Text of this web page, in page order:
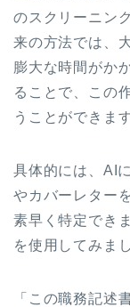
のスクリーニン
来の方法では、
膨大な時間がか
ることで、この
うことができます
具体的には、AI
やカバーレター
素早く特定でき
を使用してみま
「この職務記述